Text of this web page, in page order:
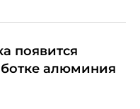
появится
алюминия